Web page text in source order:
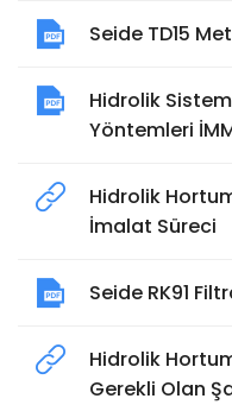
Seide TD15
Hidrolik
Yöntemleri
Hidrolik
İmalat Süreci
Seide RK91
Hidrolik
Gerekli Olan